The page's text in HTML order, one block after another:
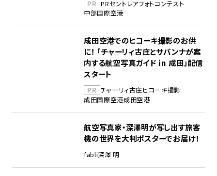
PR PRセントレアフォトコンテスト
中部国際空港
成田空港でのヒコーキ撮影のお供
に！ 「チャーリィ古庄とサバンナが案
内する航空写真ガイド in 成田」配信
スタート
PR チャーリィ古庄ヒコーキ撮影
成田国際空港成田空港
航空写真家・深澤明が写し出す旅客
機の世界を大判ポスターでお届け！
fabli深澤 明